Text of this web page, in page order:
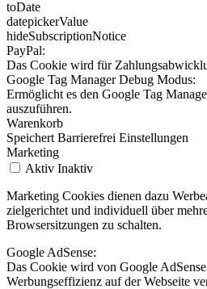
toDate
datepickerValue
hideSubscriptionNotice
PayPal:
Das Cookie wird für
Google Tag Manager Debug Modus:
Ermöglicht es den Google Tag
auszuführen.
Warenkorb
Speichert Barrierefrei Einstellungen
Marketing
Aktiv Inaktiv
Marketing Cookies dienen dazu
zielgerichtet und individuell über
Browsersitzungen zu schalten.
Google AdSense:
Das Cookie wird von Google
Werbungseffizienz auf der Webseite